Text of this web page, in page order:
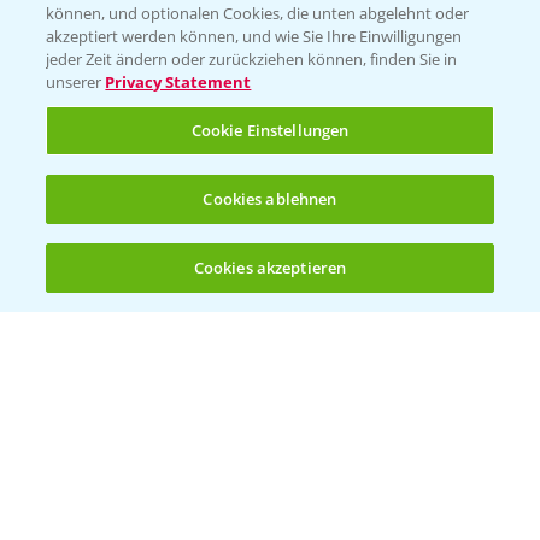
5:04
Standortreport Nauen - Eine starke
Herbizidlösung im Mais
(noch 4)
können, und optionalen Cookies, die unten abgelehnt oder
akzeptiert werden können, und wie Sie Ihre Einwilligungen
jeder Zeit ändern oder zurückziehen können, finden Sie in
unserer Privacy Statement
Cookie Einstellungen
Cookies ablehnen
Cookies akzeptieren